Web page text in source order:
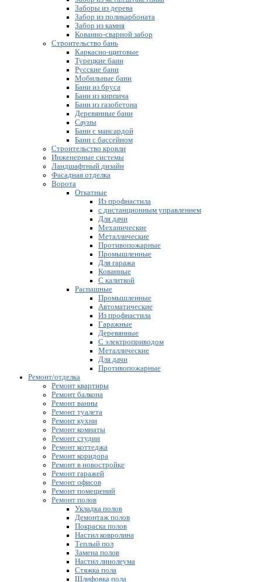
Заборы из дерева
Забор из поликарбоната
Забор из камня
Кованно-сварной забор
Строительство бань
Каркасно-щитовые
Турецкие бани
Русские бани
Мобильные бани
Бани из бруса
Бани из кирпича
Бани из газобетона
Деревянные бани
Сауны
Бани с мансардой
Бани с бассейном
Строительство кровли
Инженерные системы
Ландшафтный дизайн
Фасадная отделка
Ворота
Откатные
Из профнастила
с дистанционным управлением
Для дачи
Механические
Металлические
Противопожарные
Промышленные
Для гаража
Кованные
С калиткой
Распашные
Промышленные
Автоматические
Из профнастила
Гаражные
Деревянные
С электроприводом
Металлические
Для дачи
Противопожарные
Ремонт/отделка
Ремонт квартиры
Ремонт балкона
Ремонт ванны
Ремонт туалета
Ремонт кухни
Ремонт комнаты
Ремонт студии
Ремонт коттеджа
Ремонт коридора
Ремонт в новостройке
Ремонт гаражей
Ремонт офисов
Ремонт помещений
Ремонт полов
Укладка полов
Демонтаж полов
Покраска полов
Настил ковролина
Теплый пол
Замена полов
Настил линолеума
Стяжка пола
Шлифовка пола